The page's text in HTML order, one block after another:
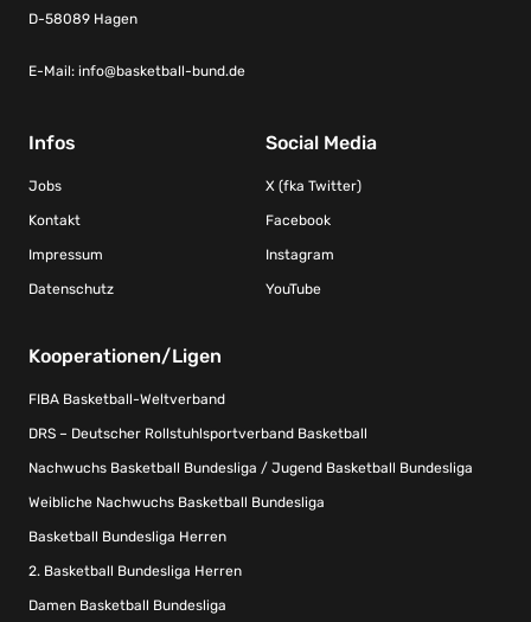
D-58089 Hagen
E-Mail: info@basketball-bund.de
Infos
Jobs
Kontakt
Impressum
Datenschutz
Social Media
X (fka Twitter)
Facebook
Instagram
YouTube
Kooperationen/Ligen
FIBA Basketball-Weltverband
DRS – Deutscher Rollstuhlsportverband Basketball
Nachwuchs Basketball Bundesliga / Jugend Basketball Bundesliga
Weibliche Nachwuchs Basketball Bundesliga
Basketball Bundesliga Herren
2. Basketball Bundesliga Herren
Damen Basketball Bundesliga